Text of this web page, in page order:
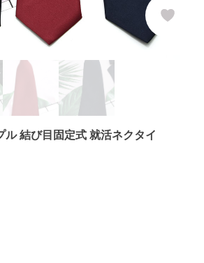
ル 結び目固定式 就活ネクタイ